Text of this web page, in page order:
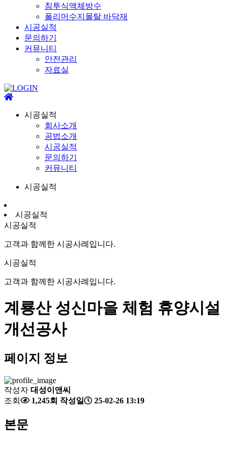
침투식액체방수
폴리머수지몰탈 바닥재
시공실적
문의하기
커뮤니티
안전관리
자료실
시공실적
회사소개
공법소개
시공실적
문의하기
커뮤니티
시공실적
시공실적
시공실적
고객과 함께한 시공사례입니다.
시공실적
고객과 함께한 시공사례입니다.
계룡산 성신마을 체험 휴양시설
개선공사
페이지 정보
작성자 대성이앤씨
조회
1,245회 작성일 25-02-26 13:19
본문